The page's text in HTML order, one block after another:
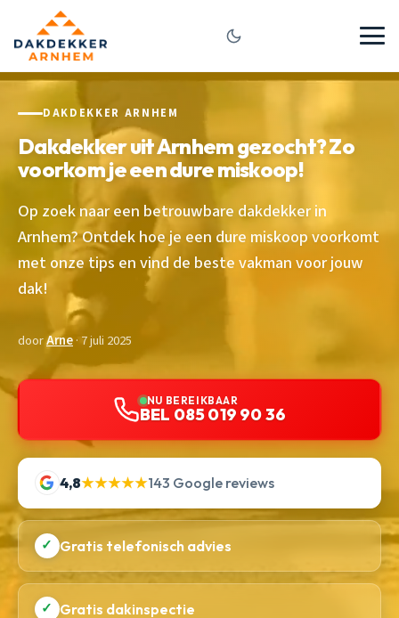
DAKDEKKER ARNHEM
Dakdekker uit Arnhem gezocht? Zo
voorkom je een dure miskoop!
Op zoek naar een betrouwbare dakdekker in
Arnhem? Ontdek hoe je een dure miskoop voorkomt
met onze tips en vind de beste vakman voor jouw
dak!
doorArne· 7 juli 2025
NU BEREIKBAAR
BEL 085 019 90 36
4,8★★★★★143 Google reviews
✓ Gratis telefonisch advies
✓ Gratis dakinspectie